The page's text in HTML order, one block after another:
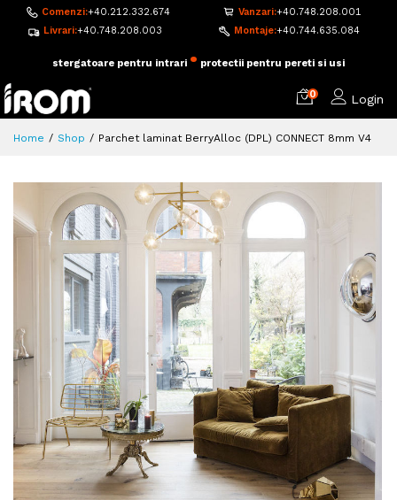
Comenzi:+40.212.332.674 Vanzari:+40.748.208.001
Livrari:+40.748.208.003 Montaje:+40.744.635.084
adezivi si accesorii pentru montaj•pardoseala flotanta
0 Login
Home Shop Parchet laminat BerryAlloc (DPL) CONNECT 8mm V4